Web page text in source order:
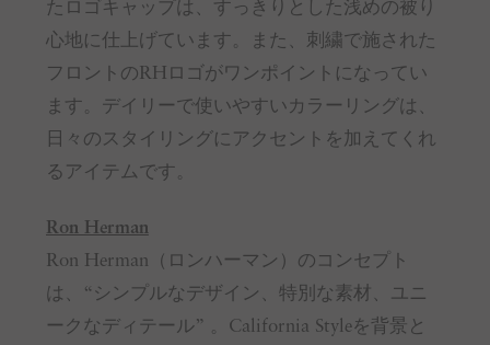
たロゴキャップは、すっきりとした浅めの被り
心地に仕上げています。また、刺繍で施された
フロントのRHロゴがワンポイントになってい
ます。デイリーで使いやすいカラーリングは、
日々のスタイリングにアクセントを加えてくれ
るアイテムです。
Ron Herman
Ron Herman（ロンハーマン）のコンセプト
は、“シンプルなデザイン、特別な素材、ユニ
ークなディテール” 。California Styleを背景と